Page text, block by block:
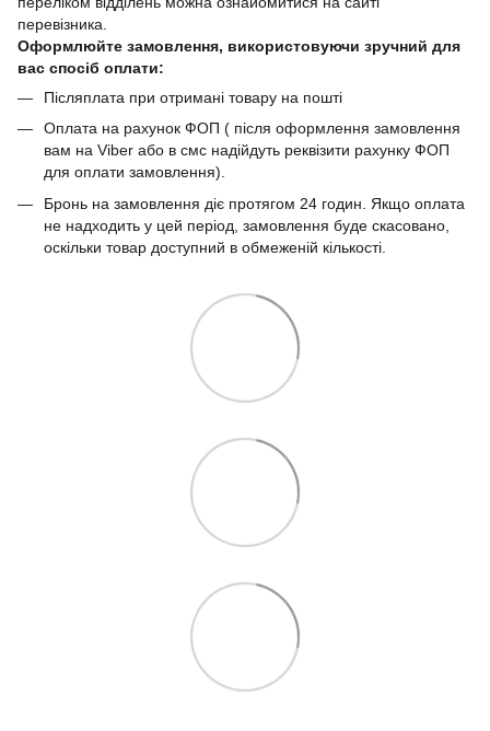
перевізника.
Оформлюйте замовлення, використовуючи зручний для
вас спосіб оплати:
Післяплата при отримані товару на пошті
Оплата на рахунок ФОП ( після оформлення замовлення
вам на Viber або в смс надійдуть реквізити рахунку ФОП
для оплати замовлення).
Бронь на замовлення діє протягом 24 годин. Якщо оплата
не надходить у цей період, замовлення буде скасовано,
оскільки товар доступний в обмеженій кількості.